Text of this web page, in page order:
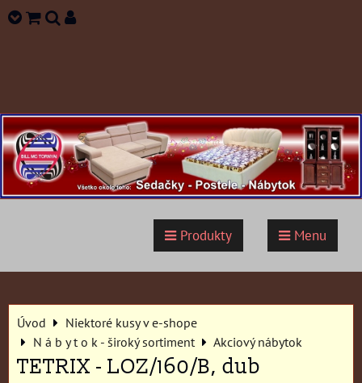
Produkty Menu
Úvod
Niektoré kusy v e-shope
N á b y t o k - široký sortiment
Akciový nábytok
TETRIX - LOZ/160/B, dub